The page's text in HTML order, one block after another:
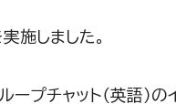
施しました。
プチャット（英語）の